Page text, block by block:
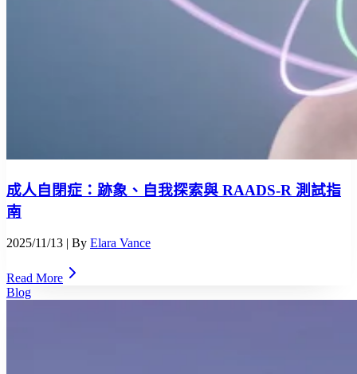
成人自閉症：跡象、自我探索與 RAADS-R 測試指
南
2025/11/13 | By Elara Vance
Read More
Blog